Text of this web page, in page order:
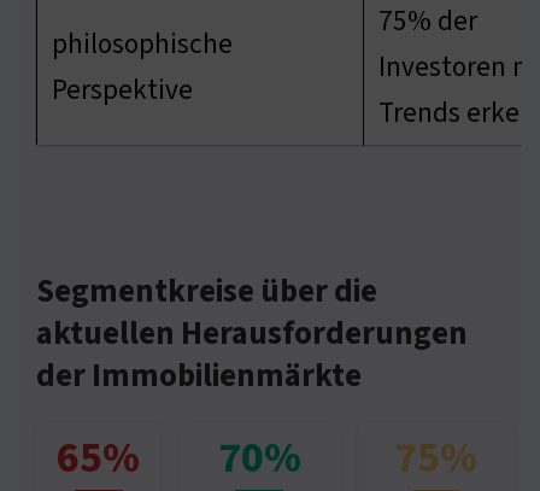
philosophische
Perspektive
75% der
Investoren
Trends
Segmentkreise über die
aktuellen Herausforderungen
der Immobilienmärkte
65% 70% 75%